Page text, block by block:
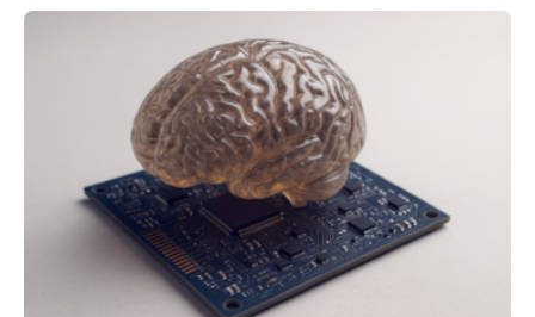
der MindPort GmbH eine neuartige, KI-gestützte
Lösung zur Erzeugung von Emotionen für realistische
Avatare. Gen-AIvatar entwickelt innovative und
kosteneffiziente Methoden, um lebensechte Avatare zu
erstellen. „Besonders wichtig ist uns eine ganzheitliche
Animation, bei der Stimme, Körperbewegung, Gestik
und Mimik im Einklang sind…